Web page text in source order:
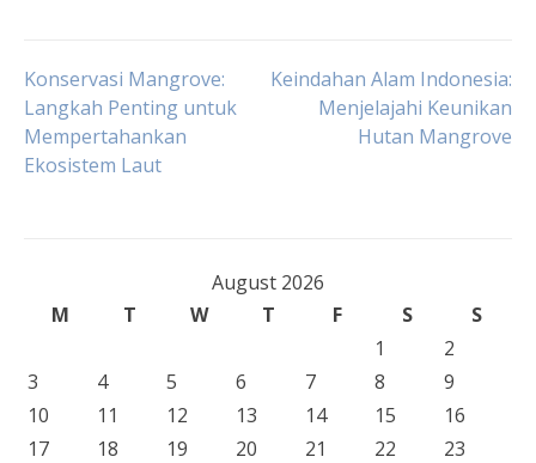
Post
navigation
Konservasi Mangrove:
Langkah Penting untuk
Mempertahankan
Ekosistem Laut
Keindahan Alam Indonesia:
Menjelajahi Keunikan
Hutan Mangrove
August 2026
M
T W T F S
S
1
2
3
4 5 6 7 8
9
10
11 12 13 14 15
16
17
18 19 20 21 22
23